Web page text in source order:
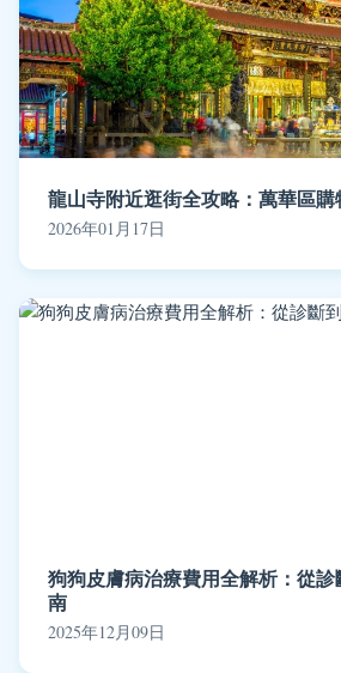
龍山寺附近逛街全攻略：萬華區
2026年01月17日
狗狗皮膚病治療費用全解析：從
南
2025年12月09日